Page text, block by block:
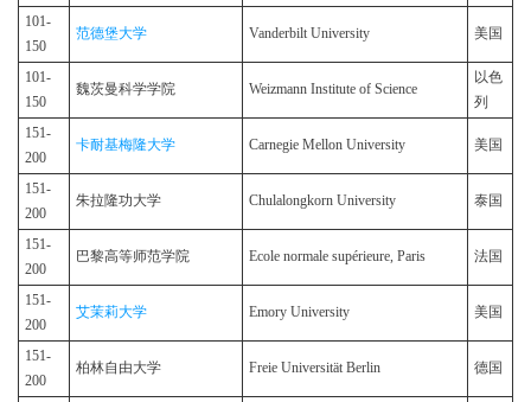
101-
150
范德堡大学 Vanderbilt University 美国
101-
150
魏茨曼科学学院 Weizmann Institute of Science
以色
列
151-
200
卡耐基梅隆大学 Carnegie Mellon University 美国
151-
200
朱拉隆功大学 Chulalongkorn University 泰国
151-
200
巴黎高等师范学院 Ecole normale supérieure, Paris 法国
151-
200
艾茉莉大学 Emory University 美国
151-
200
柏林自由大学 Freie Universität Berlin 德国